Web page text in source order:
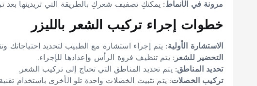
مرونة في الأنماط: يمكنكِ تصفيف شعركِ بالطريقة التي تريدينها بعد
خطوات إجراء تركيب الشعر بالليزر
الاستشارة الأولية: يتم إجراء استشارة مع الطبيب لتحديد احتياجاتك
التحضير للشعر: يتم تنظيف فروة الرأس وإعدادها للإجراء.
تحديد المناطق: يتم تحديد المناطق التي تحتاج إلى تركيب الشعر.
تركيب الخصلات: يتم تثبيت الخصلات واحدة تلو الأخرى باستخدام تقنية